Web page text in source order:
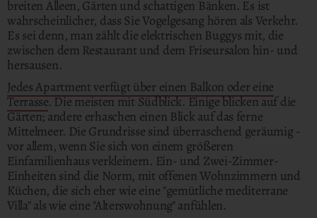
breiten Alleen, Gärten und schattigen Bänken. Es ist
wahrscheinlicher, dass Sie Vogelgesang hören als Verkehr.
Es sei denn, man zählt die elektrischen Buggys mit, die
zwischen dem Restaurant und dem Friseursalon hin- und
hersausen.
Jedes Apartment verfügt über einen Balkon oder eine
Terrasse. Die meisten mit Südblick. Einige blicken auf die
Gärten; andere erhaschen einen Blick auf das ferne
Mittelmeer. Die Grundrisse sind überraschend geräumig -
vor allem, wenn Sie sich von einem größeren
Einfamilienhaus verkleinern. Ein- und Zwei-Zimmer-
Einheiten sind die Norm, mit offenen Wohnzimmern und
Küchen, die sich eher wie eine "gemütliche mediterrane
Villa" als wie eine "Alterswohnung" anfühlen.